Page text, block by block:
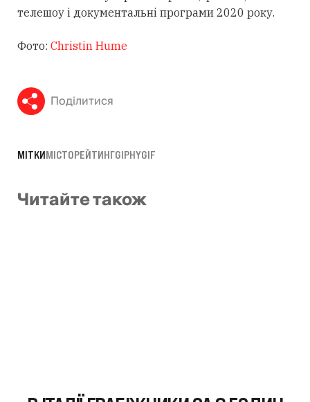
телешоу і документальні програми 2020 року.
Фото: Christin Hume
Поділитися
МІТКИМІСТОРЕЙТИНГGIPHYGIF
Читайте також